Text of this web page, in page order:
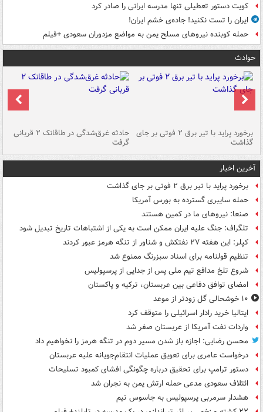
کویت دستور تعطیلی تنها مدرسه ایرانی را صادر کرد
ایران را تست نکنید! جاده‌ی خشم ایران!
حمله کوبنده نیروهای مسلح یمن به مواضع مزدوران سعودی +فیلم
حوادث
برخورد پراید با تیر برق ۲ فوتی بر جای
گذاشت
حادثه غرق‌شدگی در طاقانک ۲ قربانی
گرفت
آخرین اخبار
برخورد پراید با تیر برق ۲ فوتی بر جای گذاشت
حمله سایبری گسترده به بورس آمریکا
صنعا: نیروهای ما در کمین‌ هستند
تلگراف: جنگ علیه ایران ممکن است به یکی از اشتباهات تاریخ تبدیل شود
کپلر: این هفته ۲۷ نفتکش و شناور از تنگه هرمز عبور کردند
تنظیم قولنامه برای اسناد سبزرنگ ممنوع شد
شروع تلخ مدافع تیم ملی پس از جدایی از پرسپولیس
امضای توافق دفاعی بین عربستان، ترکیه و پاکستان
۱۰ خوشحالی گل زودتر از موعد
ایتالیا خرید رادار اسرائیلی را متوقف کرد
واردات نفت آمریکا از عربستان صفر شد
محسن رضایی: اجازه باز شدن مسیر دوم در تنگه هرمز را نخواهیم داد
درخواست عامری برای تعویق عملیات انتقام‌جویانه علیه عربستان
دستور ترامپ برای تحقیق درباره چگونگی افشای کمبود تسلیحات
ائتلاف سعودی مدعی حمله ارتش یمن به نجران شد
هشدار سرمربی پرسپولیس به جاسوس تیم